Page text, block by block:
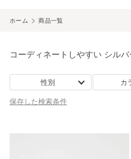
ホーム 商品一覧
コーディネートしやすい シルバ
性別 カ
保存した検索条件